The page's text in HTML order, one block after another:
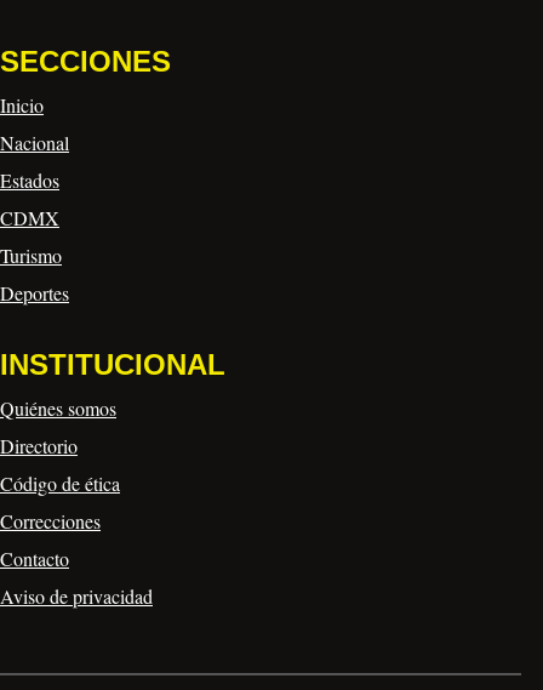
SECCIONES
Inicio
Nacional
Estados
CDMX
Turismo
Deportes
INSTITUCIONAL
Quiénes somos
Directorio
Código de ética
Correcciones
Contacto
Aviso de privacidad